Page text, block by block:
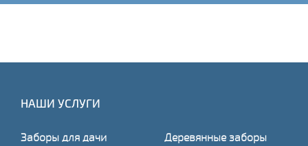
НАШИ УСЛУГИ
Заборы для дачи
Деревянные заборы